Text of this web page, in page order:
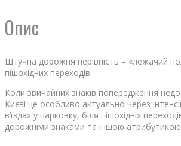
Опис
Штучна дорожня нерівність – «лежачий
пішохідних переходів.
Коли звичайних знаків попередження
Києві це особливо актуально через
в’їздах у парковку, біля пішохідніх
дорожніми знаками та іншою атрибутикою